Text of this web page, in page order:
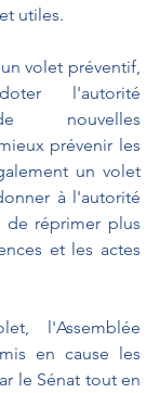
utiles.
volet préventif,
l'autorité
nouvelles
prévenir les
un volet
à l'autorité
de réprimer plus
et les actes
l'Assemblée
en cause les
le Sénat tout en